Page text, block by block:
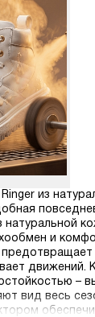
из
натуральной
и
движений.
–
вид весь